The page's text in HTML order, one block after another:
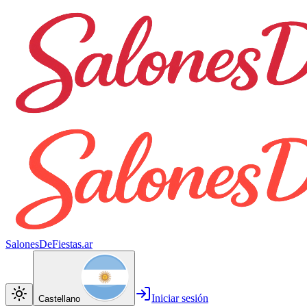
SalonesDeFiestas.ar
Castellano Iniciar sesión